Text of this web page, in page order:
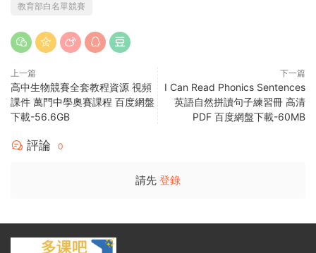
教育部白名單競賽
上一篇
高中生物競賽全套教程資源 視頻
課件 萬門中學奧賽課程 百度網盤
下載-56.6GB
下一篇
I Can Read Phonics Sentences
英語自然拼讀句子練習冊 高清
PDF 百度網盤下載-60MB
評論 0
請先 登錄